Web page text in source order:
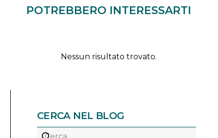
POTREBBERO INTERESSARTI
Nessun risultato trovato.
CERCA NEL BLOG